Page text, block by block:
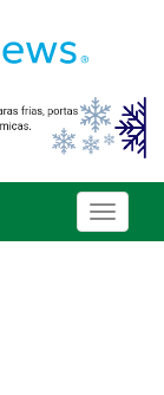
Toggle